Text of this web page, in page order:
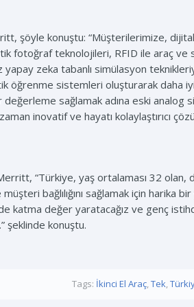
şöyle konuştu: “Müşterilerimize,
fotoğraf teknolojileri, RFID ile araç ve
zeka tabanlı simülasyon
öğrenme sistemleri oluşturarak daha
sağlamak adına eski analog
inovatif ve hayatı kolaylaştırıcı
“Türkiye, yaş ortalaması 32 olan,
bağlılığını sağlamak için harika
katma değer yaratacağız ve genç
şeklinde konuştu.
Tags: İkinci El Araç,Tek,